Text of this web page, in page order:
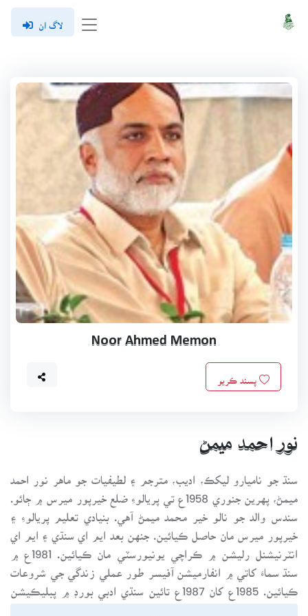
لاگ ان
Noor Ahmed Memon
نور احمد ميمڻ
سنڌ جو ناميارو ليکڪ، اديب، مترجم ۽ لطيفيات جو ماهر نور احمد
ميمڻ، پهرين جنوري 1958ع تي پريالوءِ ضلع خيرپور ميرس ۾ ڄائو.
سندس والد جو نالو خير محمد ميمڻ آهي. بنيادي تعليم پريالوءِ ۽
خيرپور ميرس مان حاصل ڪيائين. جنهن بعد ايم اي سنڌي ۽ ايم اي
انٽرنيشنل رليشن ۾ ڪراچي يونيورسٽي مان ڪيائين. 1981ع ۾
سنڌ سماءَ کاتي ۾ انفارميشن آفيسر طور عملي زندگي جي شروعات
ڪيائين. 1985ع کان 1987ع تائين سنڌي ادبي بورڊ ۾ پبليڪيشن
آفيسر جي حيثيت سان پڻ ڪم ڪيائين. جنهن دؤران سنڌ جي تاريخ،